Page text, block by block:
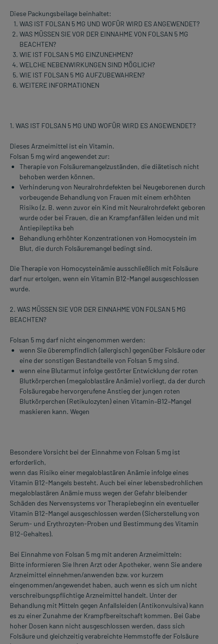
Diese Packungsbeilage beinhaltet:
WAS IST FOLSAN 5 MG UND WOFÜR WIRD ES ANGEWENDET?
WAS MÜSSEN SIE VOR DER EINNAHME VON FOLSAN 5 MG
BEACHTEN?
WIE IST FOLSAN 5 MG EINZUNEHMEN?
WELCHE NEBENWIRKUNGEN SIND MÖGLICH?
WIE IST FOLSAN 5 MG AUFZUBEWAHREN?
WEITERE INFORMATIONEN
1. WAS IST FOLSAN 5 MG UND WOFÜR WIRD ES ANGEWENDET?
Dieses Arzneimittel ist ein Vitamin.
Folsan 5 mg wird angewendet zur:
Therapie von Folsäuremangelzuständen, die diätetisch nicht
behoben werden können.
Verhinderung von Neuralrohrdefekten bei Neugeborenen durch
vorbeugende Behandlung von Frauen mit einem erhöhten
Risiko (z. B. wenn zuvor ein Kind mit Neuralrohrdefekt geboren
wurde oder bei Frauen, die an Krampfanfällen leiden und mit
Antiepileptika beh
Behandlung erhöhter Konzentrationen von Homocystein im
Blut, die durch Folsäuremangel bedingt sind.
Die Therapie von Homocysteinämie ausschließlich mit Folsäure
darf nur ertolgen, wenn ein Vitamin B12-Mangel ausgeschlossen
wurde.
2. WAS MÜSSEN SIE VOR DER EINNAHME VON FOLSAN 5 MG
BEACHTEN?
Folsan 5 mg darf nicht eingenommen werden:
wenn Sie überempfindlich (allergisch) gegenüber Folsäure oder
eine der sonstigen Bestandteile von Folsan 5 mg sind.
wenn eine Blutarmut infolge gestörter Entwicklung der roten
Blutkörperchen (megaloblastäre Anämie) vorliegt, da der durch
Folsäuregabe hervorgerufene Anstieg der jungen roten
Blutkörperchen (Retikulozyten) einen Vitamin–B12–Mangel
maskieren kann. Wegen
Besondere Vorsicht bei der Einnahme von Folsan 5 mg ist
erforderlich,
wenn das Risiko einer megaloblastären Anämie infolge eines
Vitamin B12-Mangels besteht. Auch bei einer lebensbedrohlichen
megaloblastären Anämie muss wegen der Gefahr bleibender
Schäden des Nervensystems vor Therapiebeginn ein eventueller
Vitamin B12-Mangel ausgeschlossen werden (Sicherstellung von
Serum- und Erythrozyten-Proben und Bestimmung des Vitamin
B12-Gehaltes).
Bei Einnahme von Folsan 5 mg mit anderen Arzneimitteln:
Bitte informieren Sie Ihren Arzt oder Apotheker, wenn Sie andere
Arzneimittel einnehmen/anwenden bzw. vor kurzem
eingenommen/angewendet haben, auch wenn es sich um nicht
verschreibungspflichtige Arzneimittel handelt. Unter der
Behandlung mit Mitteln gegen Anfallsleiden (Antikonvulsiva) kann
es zu einer Zunahme der Krampfbereitschaft kommen. Bei Gabe
hoher Dosen kann nicht ausgeschlossen werden, dass sich
Folsäure und gleichzeitig verabreichte Hemmstoffe der Folsäure